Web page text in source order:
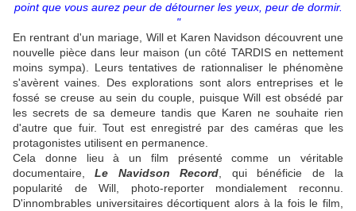
point que vous aurez peur de détourner les yeux, peur de dormir.
"
En rentrant d'un mariage, Will et Karen Navidson découvrent une
nouvelle pièce dans leur maison (un côté TARDIS en nettement
moins sympa). Leurs tentatives de rationnaliser le phénomène
s'avèrent vaines. Des explorations sont alors entreprises et le
fossé se creuse au sein du couple, puisque Will est obsédé par
les secrets de sa demeure tandis que Karen ne souhaite rien
d'autre que fuir. Tout est enregistré par des caméras que les
protagonistes utilisent en permanence.
Cela donne lieu à un film présenté comme un véritable
documentaire,Le Navidson Record , qui bénéficie de la
popularité de Will, photo-reporter mondialement reconnu.
D'innombrables universitaires décortiquent alors à la fois le film,